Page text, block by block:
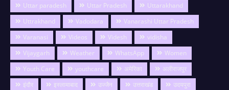
Uttar paradesh
Uttar Pradesh
Uttarakhand
Uttrakhand
Vadodara
Vanarashi Uttar Pradesh
Varanasi
Videos Videsh
vidisha
Vijaygarh
Weather WhatsApp
Women
Youth Care
youthcare अमेरिका
अलीराजपुर
इंदौर
इस्लामाबाद उज्जैन उत्तराखंड
उदयपुरा